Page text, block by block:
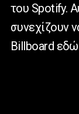
του Spotify.
συνεχίζουν
Billboard εδώ